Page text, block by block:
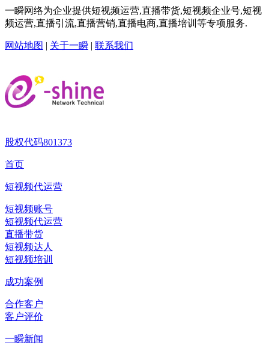
一瞬网络为企业提供短视频运营,直播带货,短视频企业号,短视
频运营,直播引流,直播营销,直播电商,直播培训等专项服务.
网站地图 | 关于一瞬 | 联系我们
股权代码801373
首页
短视频代运营
短视频账号
短视频代运营
直播带货
短视频达人
短视频培训
成功案例
合作客户
客户评价
一瞬新闻